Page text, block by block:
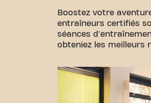
Boostez votre
entraîneurs certifiés
séances
obteniez les meilleurs